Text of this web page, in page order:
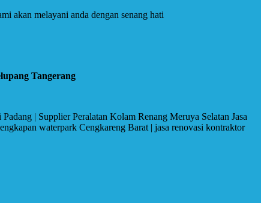
akan melayani anda dengan senang hati
Tangerang
| Supplier Peralatan Kolam Renang Meruya Selatan Jasa
waterpark Cengkareng Barat | jasa renovasi kontraktor